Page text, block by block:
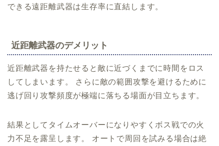
できる遠距離武器は生存率に直結します。
近距離武器のデメリット
近距離武器を持たせると敵に近づくまでに時間をロス
してしまいます。 さらに敵の範囲攻撃を避けるために
逃げ回り攻撃頻度が極端に落ちる場面が目立ちます。
結果としてタイムオーバーになりやすくボス戦での火
力不足を露呈します。 オートで周回を試みる場合は絶